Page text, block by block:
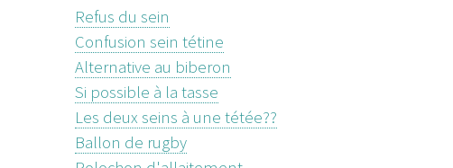
Refus du sein
Confusion sein tétine
Alternative au biberon
Si possible à la tasse
Les deux seins à une tétée??
Ballon de rugby